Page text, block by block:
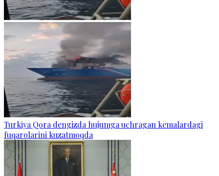
Turkiya Qora dengizda hujumga uchragan kemalardagi
fuqarolarini kuzatmoqda